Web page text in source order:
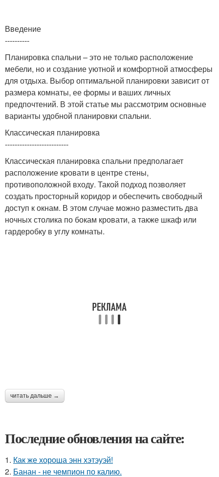
Введение
----------
Планировка спальни – это не только расположение
мебели, но и создание уютной и комфортной атмосферы
для отдыха. Выбор оптимальной планировки зависит от
размера комнаты, ее формы и ваших личных
предпочтений. В этой статье мы рассмотрим основные
варианты удобной планировки спальни.
Классическая планировка
--------------------------
Классическая планировка спальни предполагает
расположение кровати в центре стены,
противоположной входу. Такой подход позволяет
создать просторный коридор и обеспечить свободный
доступ к окнам. В этом случае можно разместить два
ночных столика по бокам кровати, а также шкаф или
гардеробку в углу комнаты.
читать дальше →
Последние обновления на сайте:
1. Как же хороша энн хэтэуэй!
2. Банан - не чемпион по калию.